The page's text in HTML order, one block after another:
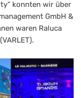
konnten wir über
GmbH &
waren Raluca